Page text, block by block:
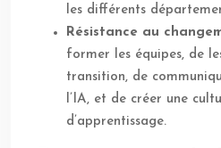
les différents
Résistance au
former les équipes, de
transition, de
l’IA, et de créer une
d’apprentissage.